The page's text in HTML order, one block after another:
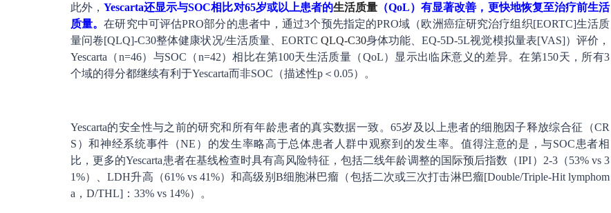
此外，Yescarta还显示与SOC相比对65岁或以上患者的生活质量 （QoL）有显著改善，更快地恢复至治疗前生活
质量。在研究中可评估PRO部分的患者中，通过3个预先指定的PRO域（欧洲癌症研究治疗组织[EORTC]生活质
量问卷[QLQ]-C30整体健康状况/生活质量、EORTC QLQ-C30身体功能、EQ-5D-5L视觉模拟量表[VAS]）评价，
Yescarta（n=46）与SOC（n=42）相比在第100天生活质量（QoL）显示出临床意义的差异。在第150天，所有3
个域的得分都继续有利于Yescarta而非SOC（描述性p＜0.05）。
Yescarta的安全性与之前的研究和所有年龄患者的真实数据一致。65岁及以上患者的细胞因子释放综合征（CR
S）和神经系统事件（NE）的发生率略高于总体患者人群中观察到的发生率。值得注意的是，与SOC患者相
比，更多的Yescarta患者在基线检查时具有高风险特征，包括二线年龄调整的国际预后指数（IPI）2-3（53% vs 3
1%）、LDH升高（61% vs 41%）和高级别B细胞淋巴瘤（包括二次或三次打击淋巴瘤[Double/Triple-Hit lymphom
a，D/THL]：33% vs 14%）。